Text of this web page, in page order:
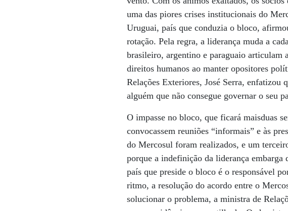
uma das piores crises institucionais do
Uruguai, país que conduzia o bloco,
rotação. Pela regra, a liderança muda a
brasileiro, argentino e paraguaio articulam
direitos humanos ao manter opositores
Relações Exteriores, José Serra, enfatizou
alguém que não consegue governar o seu
O impasse no bloco, que ficará maisduas
convocassem reuniões “informais” e às
do Mercosul foram realizados, e um
porque a indefinição da liderança
país que preside o bloco é o responsável
ritmo, a resolução do acordo entre o
solucionar o problema, a ministra de